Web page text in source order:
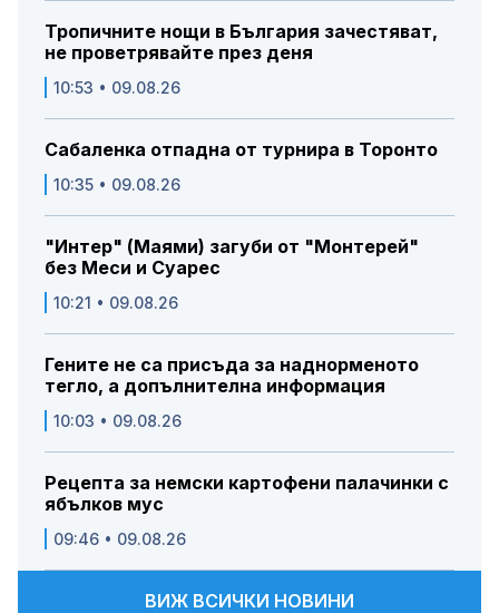
Тропичните нощи в България зачестяват,
не проветрявайте през деня
10:53 • 09.08.26
Сабаленка отпадна от турнира в Торонто
10:35 • 09.08.26
"Интер" (Маями) загуби от "Монтерей"
без Меси и Суарес
10:21 • 09.08.26
Гените не са присъда за наднорменото
тегло, а допълнителна информация
10:03 • 09.08.26
Рецепта за немски картофени палачинки с
ябълков мус
09:46 • 09.08.26
ВИЖ ВСИЧКИ НОВИНИ